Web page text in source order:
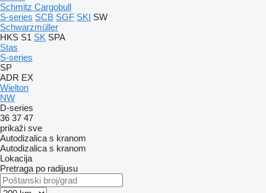
Schmitz Cargobull
S-series SCB SGF SKI SW
Schwarzmüller
HKS S1 SK SPA
Stas
S-series
SP
ADR EX
Wielton
NW
D-series
36 37 47
prikaži sve
Autodizalica s kranom
Autodizalica s kranom
Lokacija
Pretraga po radijusu